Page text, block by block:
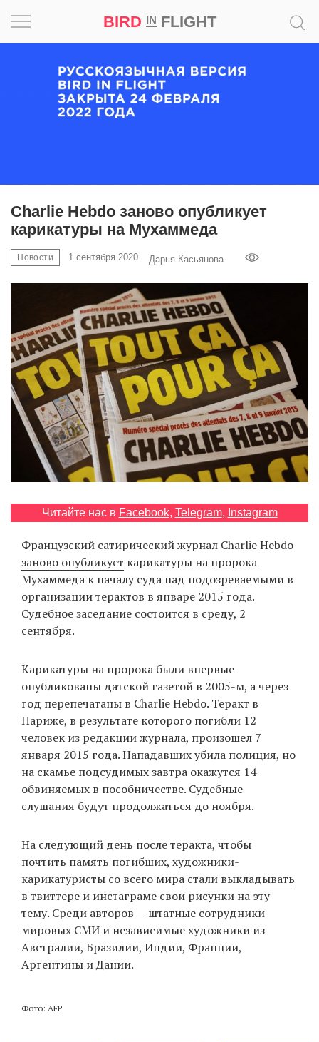
BIRD INFLIGHT
EN
UA
Charlie Hebdo заново опубликует
карикатуры на Мухаммеда
Новости 1 сентября 2020 Дарья Касьянова
Читайте нас в Facebook, Telegram, Instagram
Французский сатирический журнал Charlie Hebdo
заново опубликует карикатуры на пророка
Мухаммеда к началу суда над подозреваемыми в
организации терактов в январе 2015 года.
Судебное заседание состоится в среду, 2
сентября.
Карикатуры на пророка были впервые
опубликованы датской газетой в 2005-м, а через
год перепечатаны в Charlie Hebdo. Теракт в
Париже, в результате которого погибли 12
человек из редакции журнала, произошел 7
января 2015 года. Нападавших убила полиция, но
на скамье подсудимых завтра окажутся 14
обвиняемых в пособничестве. Судебные
слушания будут продолжаться до ноября.
На следующий день после теракта, чтобы
почтить память погибших, художники-
карикатуристы со всего мира стали выкладывать
в твиттере и инстаграме свои рисунки на эту
тему. Среди авторов — штатные сотрудники
мировых СМИ и независимые художники из
Австралии, Бразилии, Индии, Франции,
Аргентины и Дании.
Фото: AFP